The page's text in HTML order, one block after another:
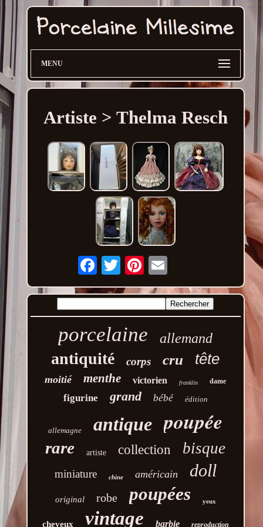
MENU
Artiste > Thelma Resch
Email
porcelaine allemand
antiquité corps cru tête
moitié menthe victorien franklin dame
figurine grand bébé édition
allemagne antique poupée
rare artiste collection bisque
miniature chine américain doll
original robe poupées yeux
cheveux vintage barbie reproduction